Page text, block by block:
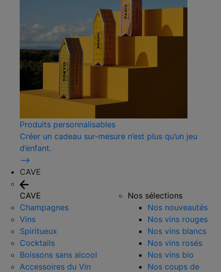
Produits personnalisables
Créer un cadeau sur-mesure n’est plus qu’un jeu
d’enfant.
⟶
CAVE
CAVE
Champagnes
Vins
Spiritueux
Cocktails
Boissons sans alcool
Accessoires du Vin
Nos sélections
Nos nouveautés
Nos vins rouges
Nos vins blancs
Nos vins rosés
Nos vins bio
Nos coups de